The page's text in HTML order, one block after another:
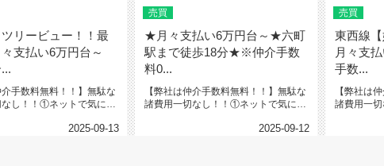
リービュー！！最
支払い6万円台～
介手数料無料！！】無駄な
し！！①ネットで気にな
2025-09-13
売買
★月々支払い6万円台～★六町
駅まで徒歩18分★※仲介手数
料0...
【弊社は仲介手数料無料！！】無駄な
諸費用一切なし！！①ネットで気にな
2025-09-12
売買
東西線
月々支
手数...
【弊社は
諸費用一